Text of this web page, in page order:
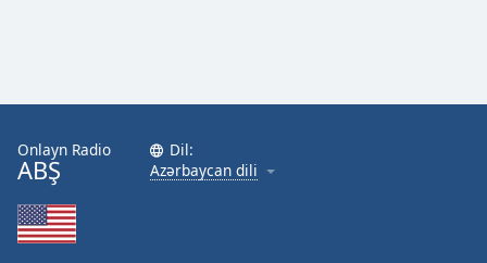
Onlayn Radio
ABŞ
Dil:
Azərbaycan dili